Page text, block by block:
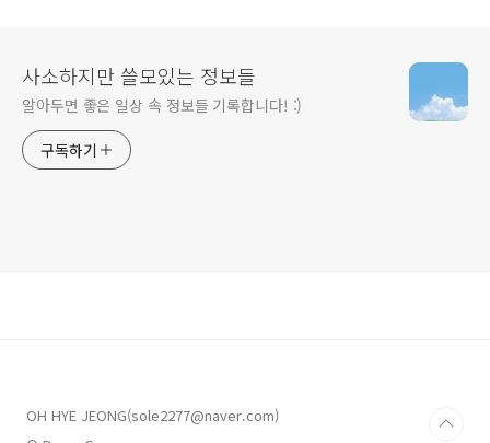
사소하지만 쓸모있는 정보들
알아두면 좋은 일상 속 정보들 기록합니다! :)
구독하기
OH HYE JEONG(sole2277@naver.com)